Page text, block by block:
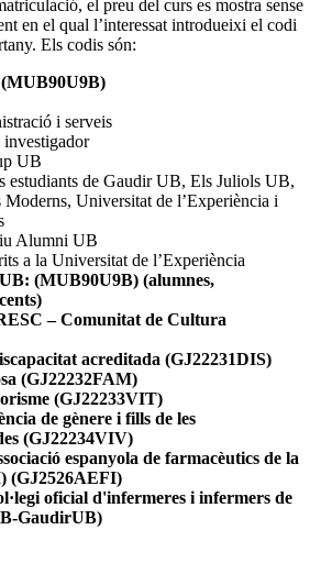
el preu del curs es mostra sense
en el qual l’interessat introdueixi el codi
Els codis són:
i serveis
investigador
UB
estudiants de Gaudir UB, Els Juliols UB,
Moderns, Universitat de l’Experiència i
Alumni UB
a la Universitat de l’Experiència
(MUB90U9B) (alumnes,
– Comunitat de Cultura
acreditada (GJ22231DIS)
(GJ22232FAM)
(GJ22233VIT)
de gènere i fills de les
(GJ22234VIV)
espanyola de farmacèutics de la
(GJ2526AEFI)
oficial d'infermeres i infermers de
GaudirUB)